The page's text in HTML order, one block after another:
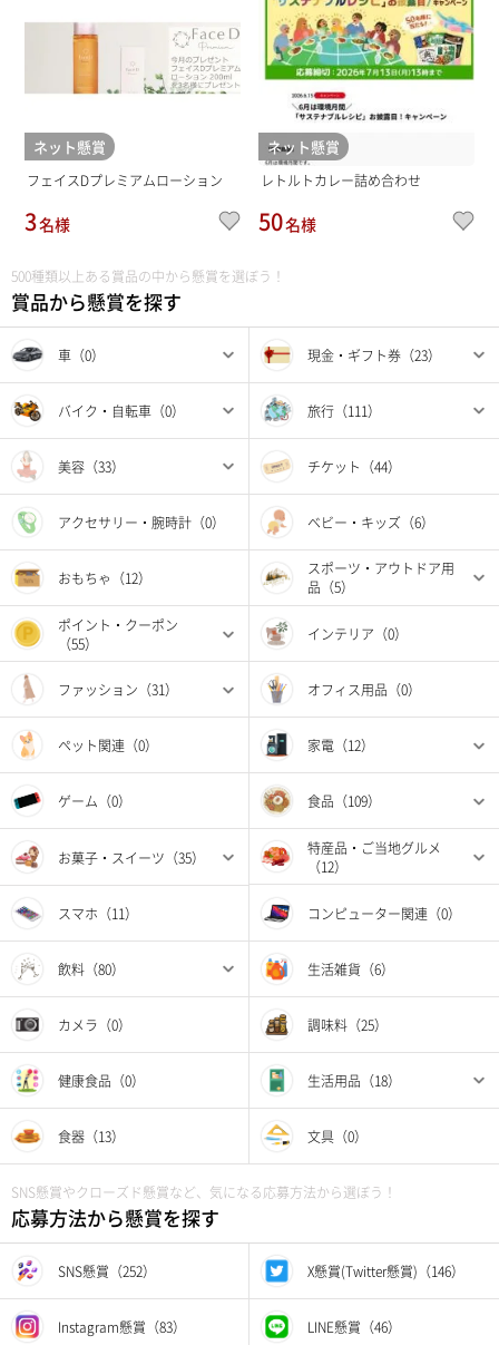
500種類以上ある賞品の中から懸賞を選ぼう！
賞品から懸賞を探す
車（0） 現金・ギフト券（23）
バイク・自転車（0） 旅行（111）
美容（33） チケット（44）
アクセサリー・腕時計（0） ベビー・キッズ（6）
おもちゃ（12）
スポーツ・アウトドア用
品（5）
ポイント・クーポン
（55）
インテリア（0）
ファッション（31） オフィス用品（0）
ペット関連（0） 家電（12）
ゲーム（0） 食品（109）
お菓子・スイーツ（35）
特産品・ご当地グルメ
（12）
スマホ（11） コンピューター関連（0）
飲料（80） 生活雑貨（6）
カメラ（0） 調味料（25）
健康食品（0） 生活用品（18）
食器（13） 文具（0）
SNS懸賞やクローズド懸賞など、気になる応募方法から選ぼう！
応募方法から懸賞を探す
SNS懸賞（252） X懸賞(Twitter懸賞)（146）
Instagram懸賞（83） LINE懸賞（46）
ネット懸賞
フェイスDプレミアムローション
3名様
ネット懸賞
レトルトカレー詰め合わせ
50名様